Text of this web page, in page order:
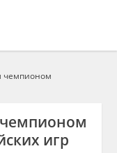
чемпионом
игр